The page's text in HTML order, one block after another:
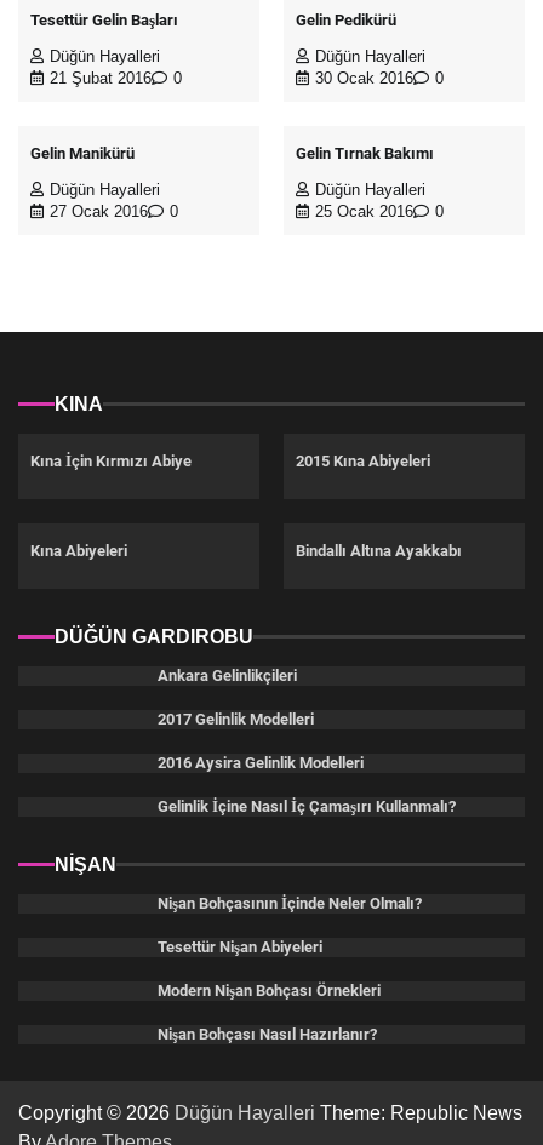
Tesettür Gelin Başları
Düğün Hayalleri
21 Şubat 2016
0
Gelin Pedikürü
Düğün Hayalleri
30 Ocak 2016
0
Gelin Manikürü
Düğün Hayalleri
27 Ocak 2016
0
Gelin Tırnak Bakımı
Düğün Hayalleri
25 Ocak 2016
0
KINA
Kına İçin Kırmızı Abiye 2015 Kına Abiyeleri
Kına Abiyeleri Bindallı Altına Ayakkabı
DÜĞÜN GARDIROBU
Ankara Gelinlikçileri
2017 Gelinlik Modelleri
2016 Aysira Gelinlik Modelleri
Gelinlik İçine Nasıl İç Çamaşırı Kullanmalı?
NİŞAN
Nişan Bohçasının İçinde Neler Olmalı?
Tesettür Nişan Abiyeleri
Modern Nişan Bohçası Örnekleri
Nişan Bohçası Nasıl Hazırlanır?
Copyright © 2026 Düğün Hayalleri Theme: Republic News